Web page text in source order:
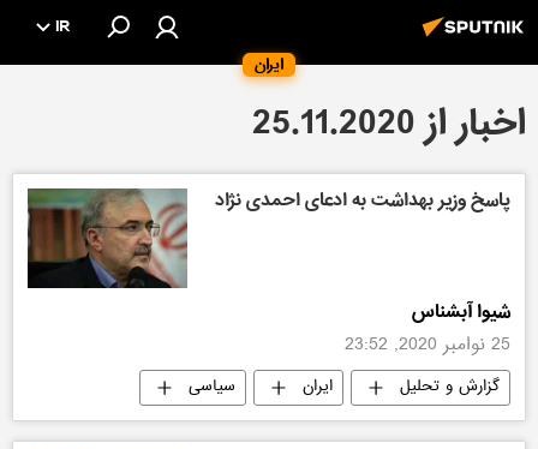
ایران
IR
اخبار از 25.11.2020
پاسخ وزیر بهداشت به ادعای احمدی نژاد
شیوا آبشناس
25 نوامبر 2020, 23:52
گزارش و تحلیل ایران سیاسی